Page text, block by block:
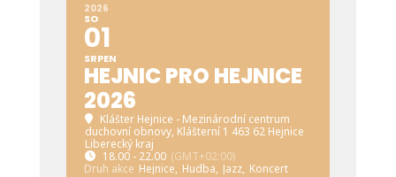
2026
SO
01
SRPEN
HEJNIC PRO HEJNICE
2026
Klášter Hejnice - Mezinárodní centrum
duchovní obnovy, Klášterní 1 463 62 Hejnice
Liberecký kraj
18.00 - 22.00 (GMT+02:00)
Druh akce Hejnice, Hudba, Jazz, Koncert